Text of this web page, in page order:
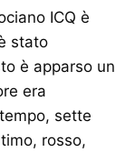
ICQ è
stato
è apparso un
era
sette
rosso,